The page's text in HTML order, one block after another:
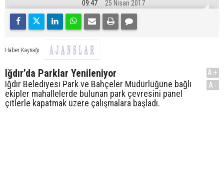
09:47 25 Nisan 2017
Haber Kaynağı
Iğdır’da Parklar Yenileniyor
Iğdır Belediyesi Park ve Bahçeler Müdürlüğüne bağlı
ekipler mahallelerde bulunan park çevresini panel
çitlerle kapatmak üzere çalışmalara başladı.
A+
A-